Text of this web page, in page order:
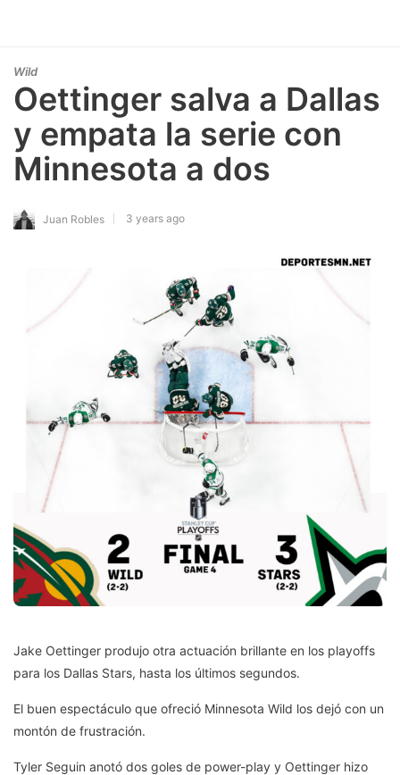
Wild
Oettinger salva a Dallas
y empata la serie con
Minnesota a dos
Juan Robles 3 years ago
Jake Oettinger produjo otra actuación brillante en los playoffs
para los Dallas Stars, hasta los últimos segundos.
El buen espectáculo que ofreció Minnesota Wild los dejó con un
montón de frustración.
Tyler Seguin anotó dos goles de power-play y Oettinger hizo